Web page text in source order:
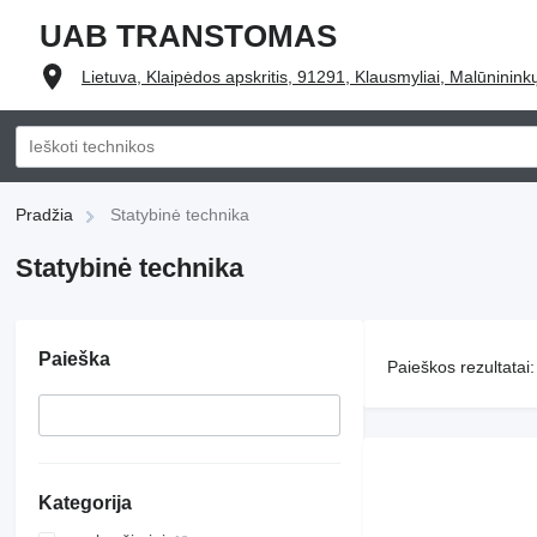
UAB TRANSTOMAS
Lietuva, Klaipėdos apskritis, 91291, Klausmyliai,
Pradžia Statybinė technika
Statybinė technika
Paieška
Kategorija
Paieškos rezultatai: